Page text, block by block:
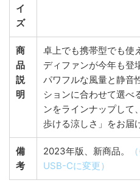
イ
ズ
商
品
説
明
卓上でも携帯型でも使
ディファンが今年も登
パワフルな風量と静音
ションに合わせて選べ
ンをラインナップして
歩ける涼しさ」をお届
備
考
2023年版、新商品。
USB-Cに変更）